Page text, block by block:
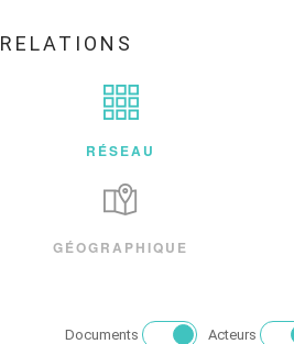
RELATIONS
RÉSEAU
GÉOGRAPHIQUE
Documents Acteurs